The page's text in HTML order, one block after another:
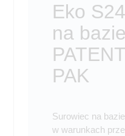
Eko
na
PAK
Surowiec na
w warunkach